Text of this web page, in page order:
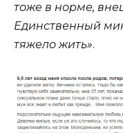
тоже в норме,
Единственный
тяжело жить».